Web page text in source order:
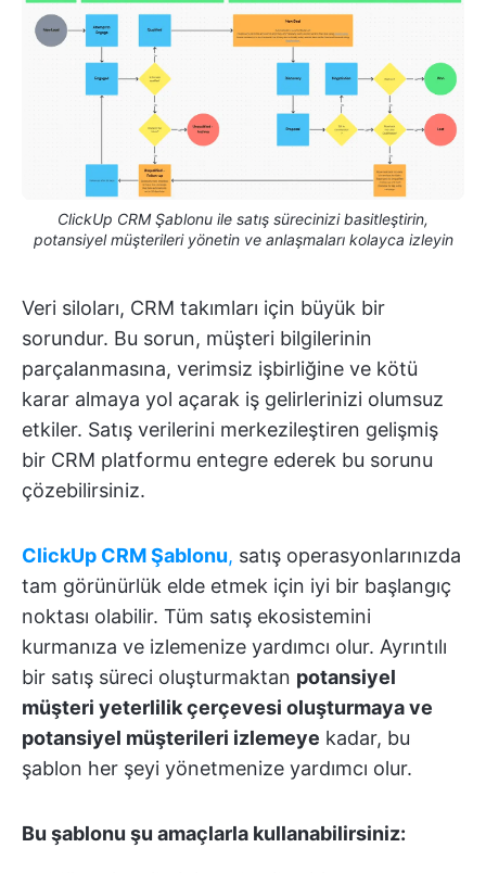
ClickUp CRM Şablonu ile satış sürecinizi basitleştirin,
potansiyel müşterileri yönetin ve anlaşmaları kolayca izleyin
Veri siloları, CRM takımları için büyük bir
sorundur. Bu sorun, müşteri bilgilerinin
parçalanmasına, verimsiz işbirliğine ve kötü
karar almaya yol açarak iş gelirlerinizi olumsuz
etkiler. Satış verilerini merkezileştiren gelişmiş
bir CRM platformu entegre ederek bu sorunu
çözebilirsiniz.
ClickUp CRM Şablonu, satış operasyonlarınızda
tam görünürlük elde etmek için iyi bir başlangıç
noktası olabilir. Tüm satış ekosistemini
kurmanıza ve izlemenize yardımcı olur. Ayrıntılı
bir satış süreci oluşturmaktan potansiyel
müşteri yeterlilik çerçevesi oluşturmaya ve
potansiyel müşterileri izlemeye kadar, bu
şablon her şeyi yönetmenize yardımcı olur.
Bu şablonu şu amaçlarla kullanabilirsiniz: